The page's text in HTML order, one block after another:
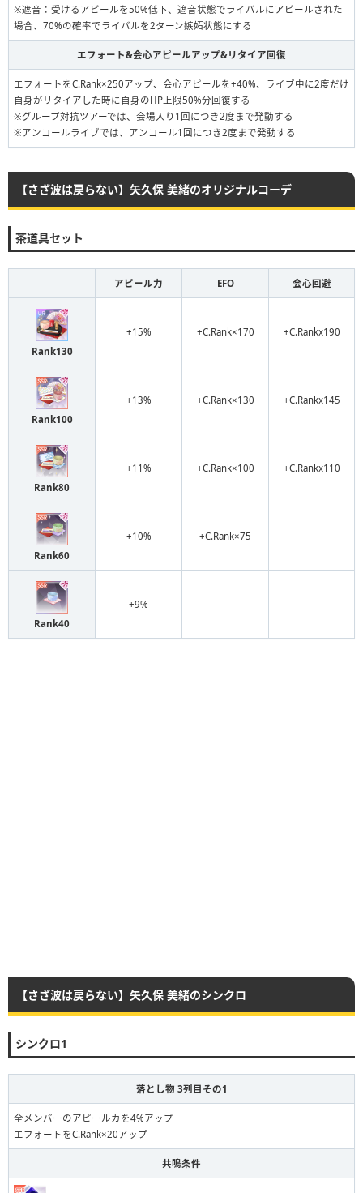
※遮音：受けるアピールを50%低下、遮音状態でライバルにアピールされた
場合、70%の確率でライバルを2ターン嫉妬状態にする
エフォート&会心アピールアップ&リタイア回復
エフォートをC.Rank×250アップ、会心アピールを+40%、ライブ中に2度だけ
自身がリタイアした時に自身のHP上限50%分回復する
※グループ対抗ツアーでは、会場入り1回につき2度まで発動する
※アンコールライブでは、アンコール1回につき2度まで発動する
【さざ波は戻らない】矢久保 美緒のオリジナルコーデ
茶道具セット
アピール力 EFO 会心回避
Rank130
+15% +C.Rank×170 +C.Rankx190
Rank100
+13% +C.Rank×130 +C.Rankx145
Rank80
+11% +C.Rank×100 +C.Rankx110
Rank60
+10% +C.Rank×75
Rank40
+9%
【さざ波は戻らない】矢久保 美緒のシンクロ
シンクロ1
落とし物 3列目その1
全メンバーのアピールカを4%アップ
エフォートをC.Rank×20アップ
共鳴条件